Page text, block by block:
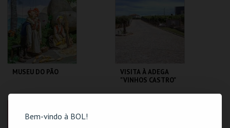
Bem-vindo à BOL!
MAIS INFO
COMPRAR
MUSEU DO PÃO
VISITA À ADEGA
"VINHOS CASTRO"